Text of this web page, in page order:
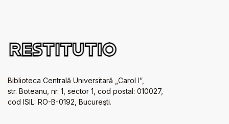
Biblioteca Centrală Universitară „Carol I”,
str. Boteanu, nr. 1, sector 1, cod postal: 010027,
cod ISIL: RO-B-0192, Bucureşti.